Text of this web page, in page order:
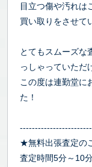
目立つ傷や汚れは
買い取りをさせて
とてもスムーズな
っしゃっていただ
この度は連勤堂に
た！
★無料出張査定の
査定時間5分～10